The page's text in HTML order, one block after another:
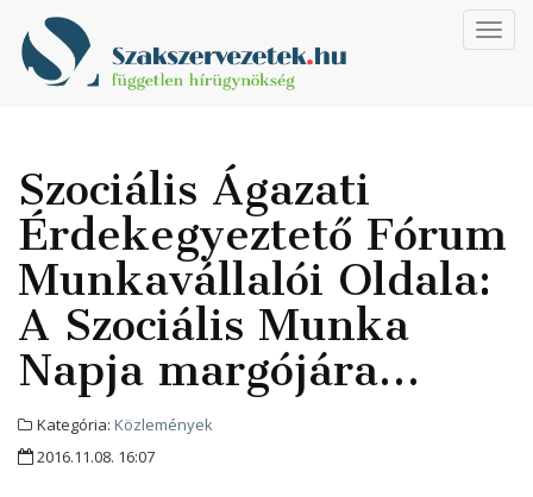
Szociális Ágazati
Érdekegyeztető Fórum
Munkavállalói Oldala:
A Szociális Munka
Napja margójára…
Kategória: Közlemények
2016.11.08. 16:07